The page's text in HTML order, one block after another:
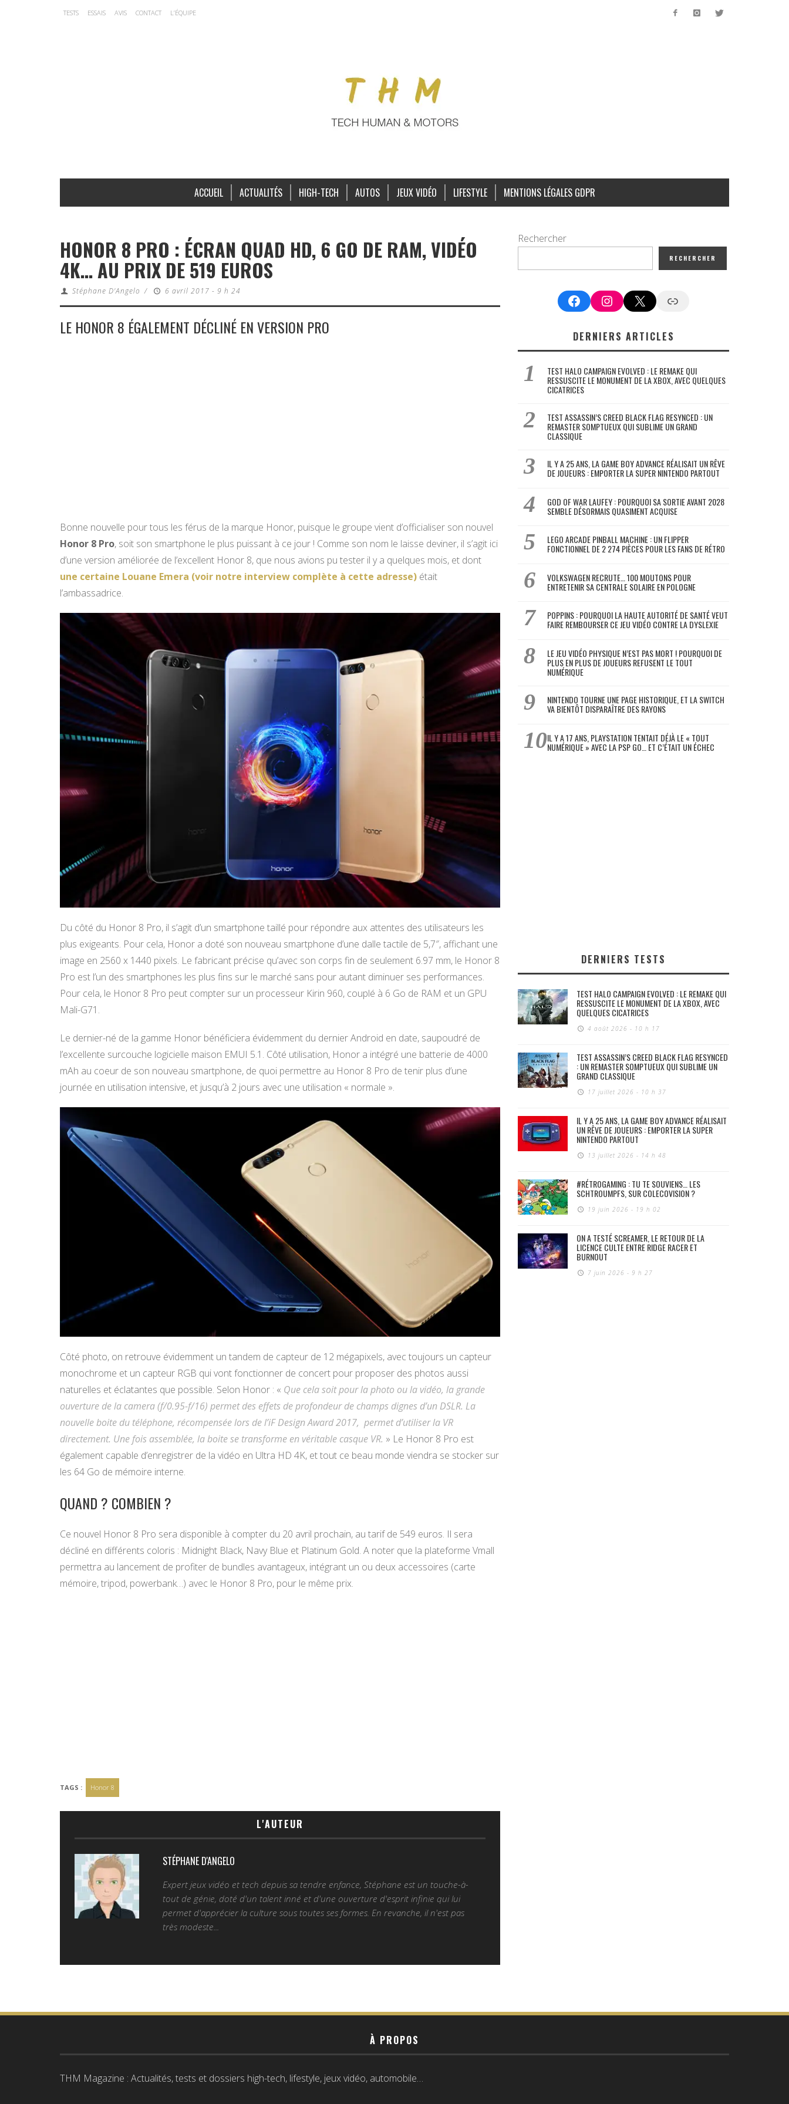
TESTS ESSAIS AVIS CONTACT L’ÉQUIPE
ACCUEIL ACTUALITÉS HIGH-TECH AUTOS JEUX VIDÉO LIFESTYLE MENTIONS LÉGALES GDPR
HONOR 8 PRO : ÉCRAN QUAD HD, 6 GO DE RAM, VIDÉO
4K… AU PRIX DE 519 EUROS
Stéphane D'Angelo / 6 avril 2017 - 9 h 24
LE HONOR 8 ÉGALEMENT DÉCLINÉ EN VERSION PRO
Bonne nouvelle pour tous les férus de la marque Honor, puisque le groupe vient d’officialiser son nouvel
Honor 8 Pro, soit son smartphone le plus puissant à ce jour ! Comme son nom le laisse deviner, il s’agit ici
d’une version améliorée de l’excellent Honor 8, que nous avions pu tester il y a quelques mois, et dont
une certaine Louane Emera (voir notre interview complète à cette adresse) était
l’ambassadrice.
Du côté du Honor 8 Pro, il s’agit d’un smartphone taillé pour répondre aux attentes des utilisateurs les
plus exigeants. Pour cela, Honor a doté son nouveau smartphone d’une dalle tactile de 5,7″, affichant une
image en 2560 x 1440 pixels. Le fabricant précise qu’avec son corps fin de seulement 6.97 mm, le Honor 8
Pro est l’un des smartphones les plus fins sur le marché sans pour autant diminuer ses performances.
Pour cela, le Honor 8 Pro peut compter sur un processeur Kirin 960, couplé à 6 Go de RAM et un GPU
Mali-G71.
Le dernier-né de la gamme Honor bénéficiera évidemment du dernier Android en date, saupoudré de
l’excellente surcouche logicielle maison EMUI 5.1. Côté utilisation, Honor a intégré une batterie de 4000
mAh au coeur de son nouveau smartphone, de quoi permettre au Honor 8 Pro de tenir plus d’une
journée en utilisation intensive, et jusqu’à 2 jours avec une utilisation « normale ».
Côté photo, on retrouve évidemment un tandem de capteur de 12 mégapixels, avec toujours un capteur
monochrome et un capteur RGB qui vont fonctionner de concert pour proposer des photos aussi
naturelles et éclatantes que possible. Selon Honor : « Que cela soit pour la photo ou la vidéo, la grande
ouverture de la camera (f/0.95-f/16) permet des effets de profondeur de champs dignes d’un DSLR. La
nouvelle boite du téléphone, récompensée lors de l’iF Design Award 2017, permet d’utiliser la VR
directement. Une fois assemblée, la boite se transforme en véritable casque VR. » Le Honor 8 Pro est
également capable d’enregistrer de la vidéo en Ultra HD 4K, et tout ce beau monde viendra se stocker sur
les 64 Go de mémoire interne.
QUAND ? COMBIEN ?
Ce nouvel Honor 8 Pro sera disponible à compter du 20 avril prochain, au tarif de 549 euros. Il sera
décliné en différents coloris : Midnight Black, Navy Blue et Platinum Gold. A noter que la plateforme Vmall
permettra au lancement de profiter de bundles avantageux, intégrant un ou deux accessoires (carte
mémoire, tripod, powerbank…) avec le Honor 8 Pro, pour le même prix.
TAGS : Honor 8
L'AUTEUR
STÉPHANE D'ANGELO
Expert jeux vidéo et tech depuis sa tendre enfance, Stéphane est un touche-à-
tout de génie, doté d'un talent inné et d'une ouverture d'esprit infinie qui lui
permet d'apprécier la culture sous toutes ses formes. En revanche, il n'est pas
très modeste...
Rechercher
RECHERCHER
FacebookInstagram
X Google News
DERNIERS ARTICLES
TEST HALO CAMPAIGN EVOLVED : LE REMAKE QUI
RESSUSCITE LE MONUMENT DE LA XBOX, AVEC QUELQUES
CICATRICES
TEST ASSASSIN’S CREED BLACK FLAG RESYNCED : UN
REMASTER SOMPTUEUX QUI SUBLIME UN GRAND
CLASSIQUE
IL Y A 25 ANS, LA GAME BOY ADVANCE RÉALISAIT UN RÊVE
DE JOUEURS : EMPORTER LA SUPER NINTENDO PARTOUT
GOD OF WAR LAUFEY : POURQUOI SA SORTIE AVANT 2028
SEMBLE DÉSORMAIS QUASIMENT ACQUISE
LEGO ARCADE PINBALL MACHINE : UN FLIPPER
FONCTIONNEL DE 2 274 PIÈCES POUR LES FANS DE RÉTRO
VOLKSWAGEN RECRUTE… 100 MOUTONS POUR
ENTRETENIR SA CENTRALE SOLAIRE EN POLOGNE
POPPINS : POURQUOI LA HAUTE AUTORITÉ DE SANTÉ VEUT
FAIRE REMBOURSER CE JEU VIDÉO CONTRE LA DYSLEXIE
LE JEU VIDÉO PHYSIQUE N’EST PAS MORT ! POURQUOI DE
PLUS EN PLUS DE JOUEURS REFUSENT LE TOUT
NUMÉRIQUE
NINTENDO TOURNE UNE PAGE HISTORIQUE, ET LA SWITCH
VA BIENTÔT DISPARAÎTRE DES RAYONS
IL Y A 17 ANS, PLAYSTATION TENTAIT DÉJÀ LE « TOUT
NUMÉRIQUE » AVEC LA PSP GO… ET C’ÉTAIT UN ÉCHEC
DERNIERS TESTS
TEST HALO CAMPAIGN EVOLVED : LE REMAKE QUI
RESSUSCITE LE MONUMENT DE LA XBOX, AVEC
QUELQUES CICATRICES
4 août 2026 - 10 h 17
TEST ASSASSIN’S CREED BLACK FLAG RESYNCED
: UN REMASTER SOMPTUEUX QUI SUBLIME UN
GRAND CLASSIQUE
17 juillet 2026 - 10 h 37
IL Y A 25 ANS, LA GAME BOY ADVANCE RÉALISAIT
UN RÊVE DE JOUEURS : EMPORTER LA SUPER
NINTENDO PARTOUT
13 juillet 2026 - 14 h 48
#RÉTROGAMING : TU TE SOUVIENS… LES
SCHTROUMPFS, SUR COLECOVISION ?
19 juin 2026 - 19 h 02
ON A TESTÉ SCREAMER, LE RETOUR DE LA
LICENCE CULTE ENTRE RIDGE RACER ET
BURNOUT
7 juin 2026 - 9 h 27
À PROPOS
THM Magazine : Actualités, tests et dossiers high-tech, lifestyle, jeux vidéo, automobile…